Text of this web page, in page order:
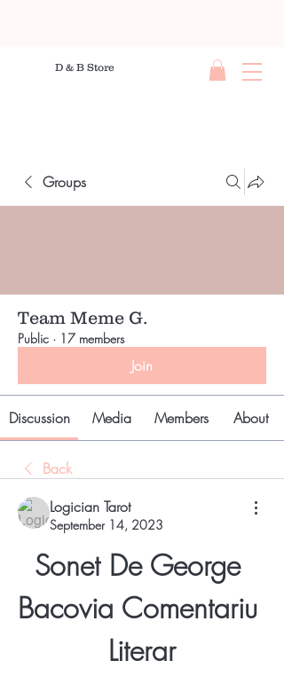
D & B Store
Groups
Team Meme G.
Public · 17 members
Join
Discussion Media Members About
Back
Logician Tarot
September 14, 2023
Sonet De George
Bacovia Comentariu
Literar